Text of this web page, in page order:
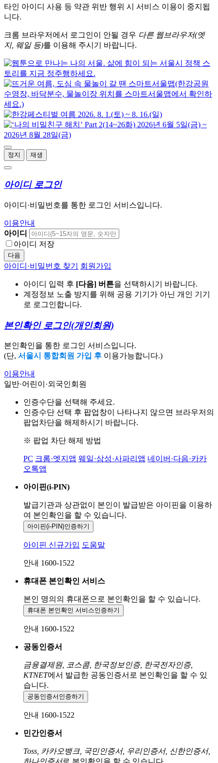
타인 아이디 사용 등 약관 위반 행위 시 서비스 이용이 중지됩
니다.
크롬 브라우저에서 로그인이 안될 경우 다른 웹브라우저(엣
지, 웨일 등)를 이용해 주시기 바랍니다.
정지 재생
아이디 로그인
아이디·비밀번호를 통한 로그인 서비스입니다.
이용안내
아이디
아이디 저장
다음
아이디·비밀번호 찾기 회원가입
아이디 입력 후 [다음] 버튼을 선택하시기 바랍니다.
계정정보 노출 방지를 위해 공용 기기가 아닌 개인 기기
로 로그인합니다.
본인확인 로그인(개인회원)
본인확인을 통한 로그인 서비스입니다.
(단, 서울시 통합회원 가입 후 이용가능합니다.)
이용안내
일반·어린이·외국인회원
인증수단을 선택해 주세요.
인증수단 선택 후 팝업창이 나타나지 않으면 브라우저의
팝업차단을 해제하시기 바랍니다.
※ 팝업 차단 해제 방법
PC 크롬·엣지앱 웨일·삼성·사파리앱 네이버·다음·카카
오톡앱
아이핀(i-PIN)
발급기관과 상관없이 본인이 발급받은 아이핀을 이용하
여 본인확인을 할 수 있습니다.
아이핀(i-PIN)인증하기
아이핀 신규가입 도움말
안내 1600-1522
휴대폰 본인확인 서비스
본인 명의의 휴대폰으로 본인확인을 할 수 있습니다.
휴대폰 본인확인 서비스인증하기
안내 1600-1522
공동인증서
금융결제원, 코스콤, 한국정보인증, 한국전자인증,
KTNET에서 발급한 공동인증서로 본인확인을 할 수 있
습니다.
공동인증서 인증하기
안내 1600-1522
민간인증서
Toss, 카카오뱅크, 국민인증서, 우리인증서, 신한인증서,